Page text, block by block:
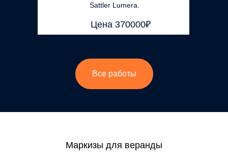
Sattler Lumera.
Цена 370000₽
Все работы
Маркизы для веранды
ООО "КОМФОРТНЫЙ
другие соцсети: